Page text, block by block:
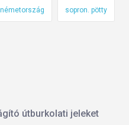
németország sopron. pötty
útburkolati jeleket